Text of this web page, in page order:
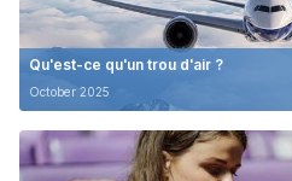
Qu'est-ce qu'un trou d'air ?
October 2025